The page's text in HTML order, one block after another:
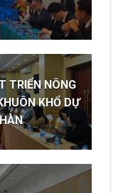
TRIỂN NÔNG
KHỔ DỰ